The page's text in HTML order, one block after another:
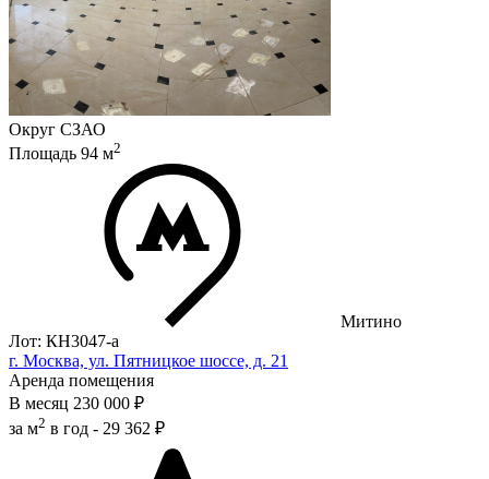
Округ СЗАО
Площадь 94 м2
Митино
Лот: КН3047-a
г. Москва, ул. Пятницкое шоссе, д. 21
Аренда помещения
В месяц 230 000 ₽
за м2 в год - 29 362 ₽